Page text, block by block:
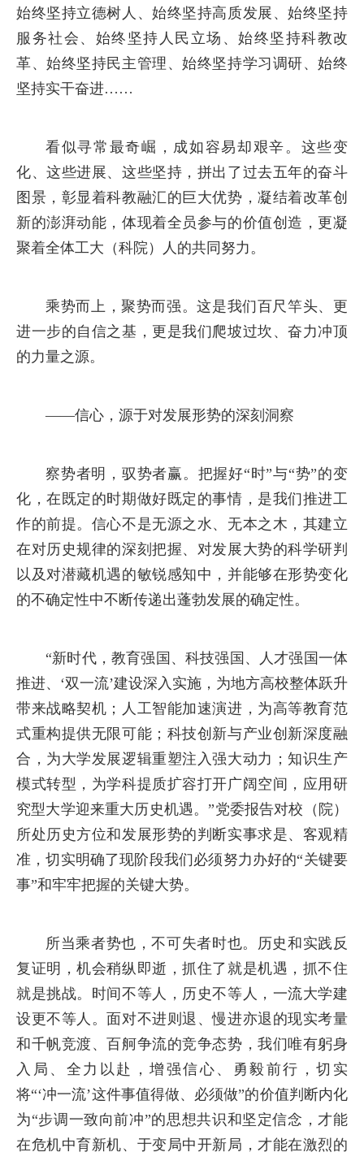
始终坚持立德树人、始终坚持高质发展、始终坚持
服务社会、始终坚持人民立场、始终坚持科教改
革、始终坚持民主管理、始终坚持学习调研、始终
坚持实干奋进……
看似寻常最奇崛，成如容易却艰辛。这些变
化、这些进展、这些坚持，拼出了过去五年的奋斗
图景，彰显着科教融汇的巨大优势，凝结着改革创
新的澎湃动能，体现着全员参与的价值创造，更凝
聚着全体工大（科院）人的共同努力。
乘势而上，聚势而强。这是我们百尺竿头、更
进一步的自信之基，更是我们爬坡过坎、奋力冲顶
的力量之源。
——信心，源于对发展形势的深刻洞察
察势者明，驭势者赢。把握好“时”与“势”的变
化，在既定的时期做好既定的事情，是我们推进工
作的前提。信心不是无源之水、无本之木，其建立
在对历史规律的深刻把握、对发展大势的科学研判
以及对潜藏机遇的敏锐感知中，并能够在形势变化
的不确定性中不断传递出蓬勃发展的确定性。
“新时代，教育强国、科技强国、人才强国一体
推进、‘双一流’建设深入实施，为地方高校整体跃升
带来战略契机；人工智能加速演进，为高等教育范
式重构提供无限可能；科技创新与产业创新深度融
合，为大学发展逻辑重塑注入强大动力；知识生产
模式转型，为学科提质扩容打开广阔空间，应用研
究型大学迎来重大历史机遇。”党委报告对校（院）
所处历史方位和发展形势的判断实事求是、客观精
准，切实明确了现阶段我们必须努力办好的“关键要
事”和牢牢把握的关键大势。
所当乘者势也，不可失者时也。历史和实践反
复证明，机会稍纵即逝，抓住了就是机遇，抓不住
就是挑战。时间不等人，历史不等人，一流大学建
设更不等人。面对不进则退、慢进亦退的现实考量
和千帆竞渡、百舸争流的竞争态势，我们唯有躬身
入局、全力以赴，增强信心、勇毅前行，切实
将“‘冲一流’这件事值得做、必须做”的价值判断内化
为“步调一致向前冲”的思想共识和坚定信念，才能
在危机中育新机、于变局中开新局，才能在激烈的